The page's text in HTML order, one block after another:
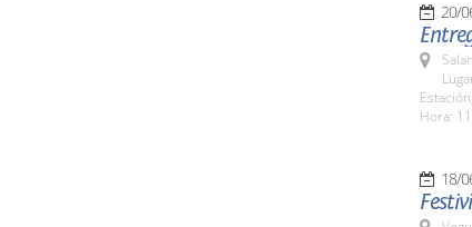
20/
Hora:
18/